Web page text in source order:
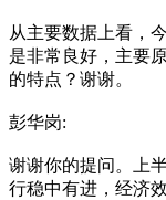
从主要数据上看，
是非常良好，主要
的特点？谢谢。
彭华岗:
谢谢你的提问。上
行稳中有进，经济